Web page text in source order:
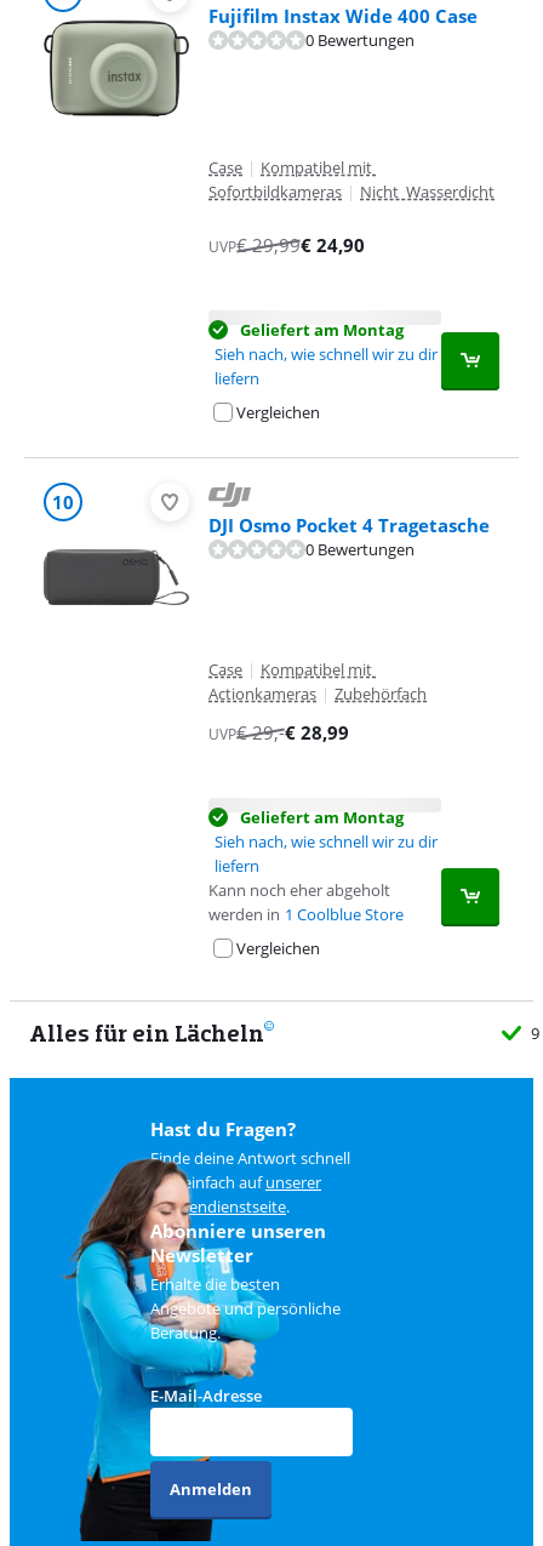
Fujifilm Instax Wide 400 Case
0 Bewertungen
Case | Kompatibel mit
Sofortbildkameras | Nicht Wasserdicht
UVP€29,99€ 24,90
Geliefert am Montag
Sieh nach, wie schnell wir zu dir
liefern
Vergleichen
10
DJI Osmo Pocket 4 Tragetasche
0 Bewertungen
Case | Kompatibel mit
Actionkameras | Zubehörfach
UVP€29,-€ 28,99
Geliefert am Montag
Sieh nach, wie schnell wir zu dir
liefern
Kann noch eher abgeholt
werden in 1 Coolblue Store
Vergleichen
Alles für ein Lächeln 9
Hast du Fragen?
Finde deine Antwort schnell
und einfach aufunserer
Kundendienstseite.
Abonniere unseren
Newsletter
Erhalte die besten
Angebote und persönliche
Beratung.
E-Mail-Adresse
Anmelden